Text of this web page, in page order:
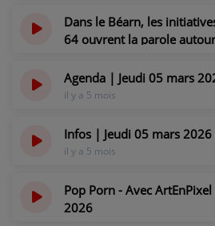
PARTENAIRES
CONTACT
Dans le Béarn, les
64 ouvrent la parole
il y a 5 mois
Agenda | Jeudi 05 mars
il y a 5 mois
Infos | Jeudi 05 mars 2026
il y a 5 mois
Pop Porn - Avec
2026